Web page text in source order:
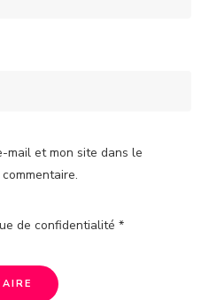
mail et mon site dans le
de confidentialité *